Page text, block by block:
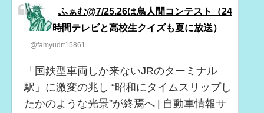
ふぁむ@7/25.26は鳥人間コンテスト（24
時間テレビと高校生クイズも夏に放送）
@famyudrt15861
「国鉄型車両しか来ないJRのターミナル
駅」に激変の兆し “昭和にタイムスリップし
たかのような光景”が終焉へ | 自動車情報サ